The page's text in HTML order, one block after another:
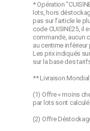
* Opération
lots, hors
pas sur l’article le
code CUISINE25, il
commande, aucun
au centime
Les prix indiqués
sur la base des
** Livraison
(1) Offre « moins
par lots sont
(2) Offre